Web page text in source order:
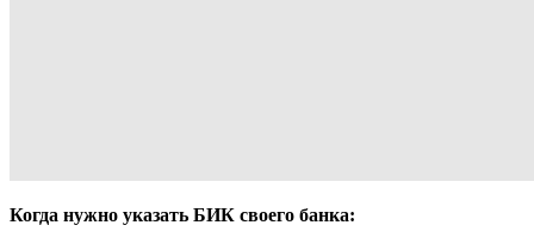
Когда нужно указать БИК своего банка: